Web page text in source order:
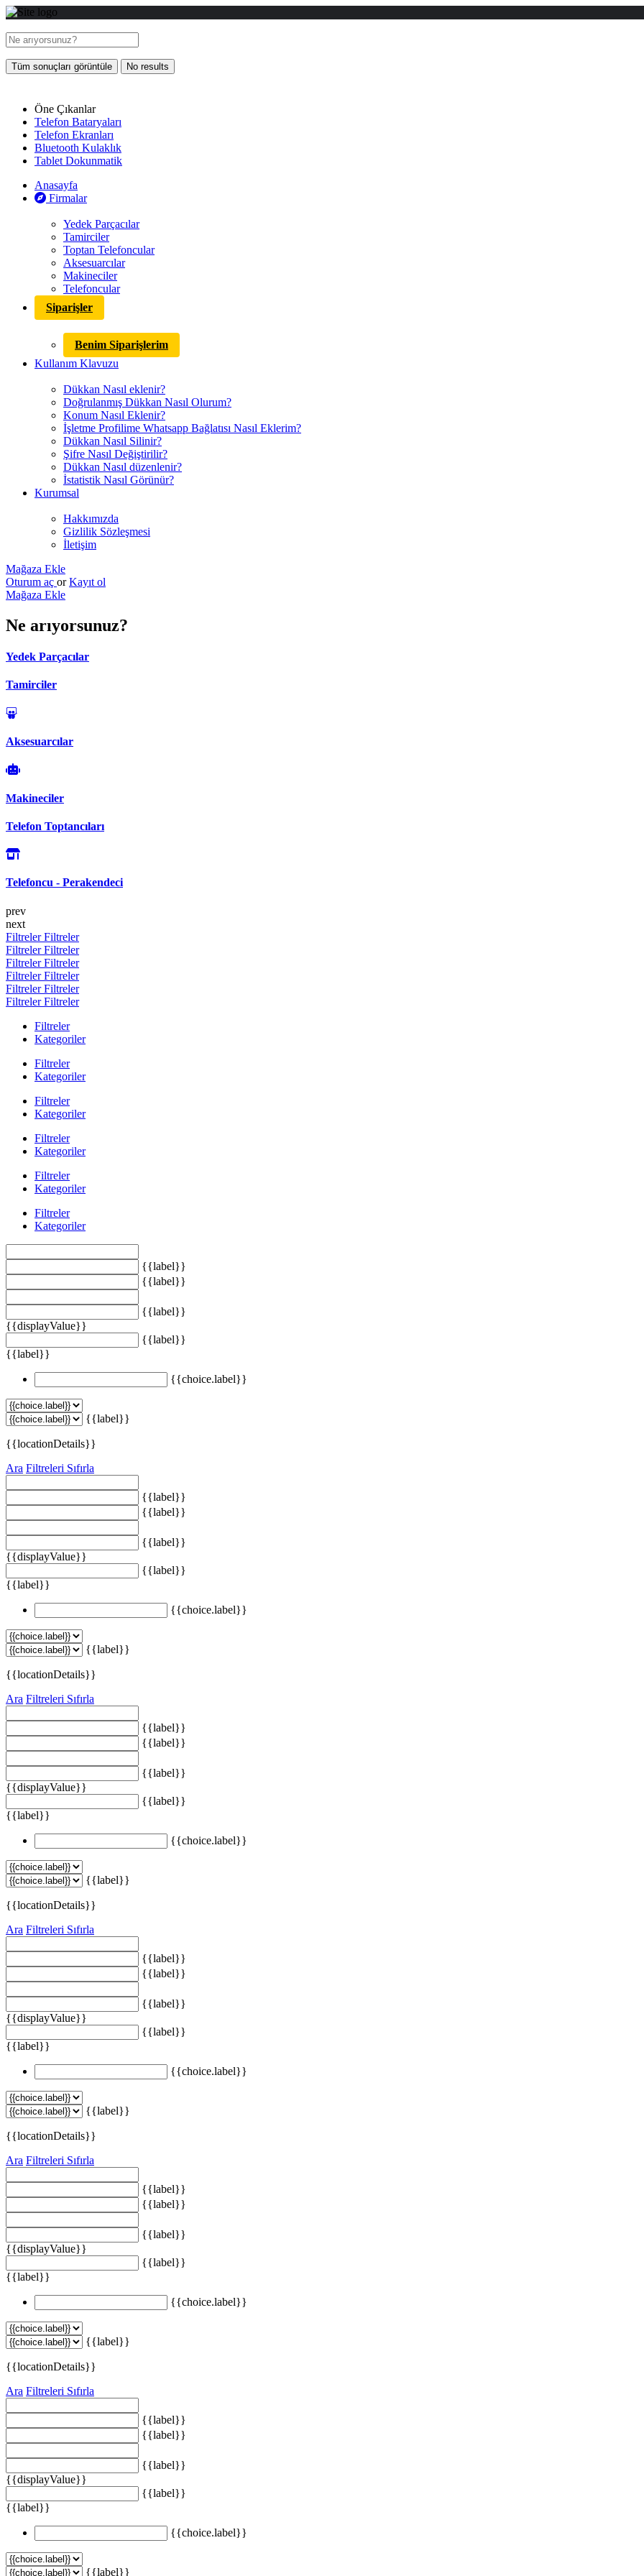
Tüm sonuçları görüntüle No results
Öne Çıkanlar
Telefon Bataryaları
Telefon Ekranları
Bluetooth Kulaklık
Tablet Dokunmatik
Anasayfa
Firmalar
Yedek Parçacılar
Tamirciler
Toptan Telefoncular
Aksesuarcılar
Makineciler
Telefoncular
Siparişler
Benim Siparişlerim
Kullanım Klavuzu
Dükkan Nasıl eklenir?
Doğrulanmış Dükkan Nasıl Olurum?
Konum Nasıl Eklenir?
İşletme Profilime Whatsapp Bağlatısı Nasıl Eklerim?
Dükkan Nasıl Silinir?
Şifre Nasıl Değiştirilir?
Dükkan Nasıl düzenlenir?
İstatistik Nasıl Görünür?
Kurumsal
Hakkımızda
Gizlilik Sözleşmesi
İletişim
Mağaza Ekle
Oturum aç or Kayıt ol
Mağaza Ekle
Ne arıyorsunuz?
Yedek Parçacılar
Tamirciler
Aksesuarcılar
Makineciler
Telefon Toptancıları
Telefoncu - Perakendeci
prev
next
FiltrelerFiltreler
FiltrelerFiltreler
FiltrelerFiltreler
FiltrelerFiltreler
FiltrelerFiltreler
FiltrelerFiltreler
Filtreler
Kategoriler
Filtreler
Kategoriler
Filtreler
Kategoriler
Filtreler
Kategoriler
Filtreler
Kategoriler
Filtreler
Kategoriler
{{label}}
{{label}}
{{label}}
{{displayValue}}
{{label}}
{{label}}
{{choice.label}}
{{label}}
{{locationDetails}}
Ara Filtreleri Sıfırla
{{label}}
{{label}}
{{label}}
{{displayValue}}
{{label}}
{{label}}
{{choice.label}}
{{label}}
{{locationDetails}}
Ara Filtreleri Sıfırla
{{label}}
{{label}}
{{label}}
{{displayValue}}
{{label}}
{{label}}
{{choice.label}}
{{label}}
{{locationDetails}}
Ara Filtreleri Sıfırla
{{label}}
{{label}}
{{label}}
{{displayValue}}
{{label}}
{{label}}
{{choice.label}}
{{label}}
{{locationDetails}}
Ara Filtreleri Sıfırla
{{label}}
{{label}}
{{label}}
{{displayValue}}
{{label}}
{{label}}
{{choice.label}}
{{label}}
{{locationDetails}}
Ara Filtreleri Sıfırla
{{label}}
{{label}}
{{label}}
{{displayValue}}
{{label}}
{{label}}
{{choice.label}}
{{label}}